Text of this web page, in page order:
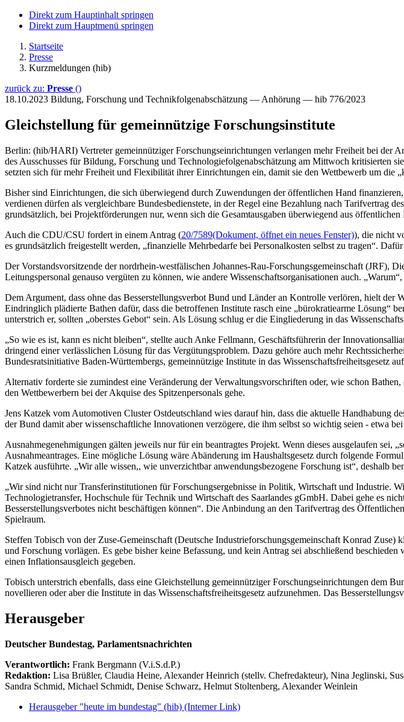
Direkt zum Hauptinhalt springen
Direkt zum Hauptmenü springen
Startseite
Presse
Kurzmeldungen (hib)
zurück zu: Presse ()
18.10.2023 Bildung, Forschung und Technikfolgenabschätzung — Anhörung — hib 776/2023
Gleichstellung für gemeinnützige Forschungsinstitute
Berlin: (hib/HARI) Vertreter gemeinnütziger Forschungseinrichtungen verlangen mehr Freiheit bei
des Ausschusses für Bildung, Forschung und Technologiefolgenabschätzung am Mittwoch kritisierten
setzten sich für mehr Freiheit und Flexibilität ihrer Einrichtungen ein, damit sie den Wettbewerb um die
Bisher sind Einrichtungen, die sich überwiegend durch Zuwendungen der öffentlichen Hand
verdienen dürfen als vergleichbare Bundesbedienstete, in der Regel eine Bezahlung nach
grundsätzlich, bei Projektförderungen nur, wenn sich die Gesamtausgaben überwiegend aus
Auch die CDU/CSU fordert in einem Antrag (20/7589(Dokument, öffnet ein neues Fenster)), die nicht
es grundsätzlich freigestellt werden, „finanzielle Mehrbedarfe bei Personalkosten selbst zu tragen“.
Der Vorstandsvorsitzende der nordrhein-westfälischen Johannes-Rau-Forschungsgemeinschaft (JRF),
Leitungspersonal genauso vergüten zu können, wie andere Wissenschaftsorganisationen auch.
Dem Argument, dass ohne das Besserstellungsverbot Bund und Länder an Kontrolle verlören, hielt der
Eindringlich plädierte Bathen dafür, dass die betroffenen Institute rasch eine „bürokratiearme Lösung“
unterstrich er, sollten „oberstes Gebot“ sein. Als Lösung schlug er die Eingliederung in das
„So wie es ist, kann es nicht bleiben“, stellte auch Anke Fellmann, Geschäftsführerin der
dringend einer verlässlichen Lösung für das Vergütungsproblem. Dazu gehöre auch mehr
Bundesratsinitiative Baden-Württembergs, gemeinnützige Institute in das Wissenschaftsfreiheitsgesetz
Alternativ forderte sie zumindest eine Veränderung der Verwaltungsvorschriften oder, wie schon
den Wettbewerbern bei der Akquise des Spitzenpersonals gehe.
Jens Katzek vom Automotiven Cluster Ostdeutschland wies darauf hin, dass die aktuelle Handhabung
der Bund damit aber wissenschaftliche Innovationen verzögere, die ihm selbst so wichtig seien - etwa
Ausnahmegenehmigungen gälten jeweils nur für ein beantragtes Projekt. Wenn dieses ausgelaufen sei,
Ausnahmeantrages. Eine mögliche Lösung wäre Abänderung im Haushaltsgesetz durch folgende
Katzek ausführte. „Wir alle wissen,, wie unverzichtbar anwendungsbezogene Forschung ist“, deshalb
„Wir sind nicht nur Transferinstitutionen für Forschungsergebnisse in Politik, Wirtschaft und Industrie.
Technologietransfer, Hochschule für Technik und Wirtschaft des Saarlandes gGmbH. Dabei gehe es
Besserstellungsverbotes nicht beschäftigen können“. Die Anbindung an den Tarifvertrag des
Spielraum.
Steffen Tobisch von der Zuse-Gemeinschaft (Deutsche Industrieforschungsgemeinschaft Konrad
und Forschung vorlägen. Es gebe bisher keine Befassung, und kein Antrag sei abschließend
einen Inflationsausgleich gegeben.
Tobisch unterstrich ebenfalls, dass eine Gleichstellung gemeinnütziger Forschungseinrichtungen dem
novellieren oder aber die Institute in das Wissenschaftsfreiheitsgesetz aufzunehmen. Das
Herausgeber
Deutscher Bundestag, Parlamentsnachrichten
Verantwortlich: Frank Bergmann (V.i.S.d.P.)
Redaktion: Lisa Brüßler, Claudia Heine, Alexander Heinrich (stellv. Chefredakteur), Nina Jeglinski,
Sandra Schmid, Michael Schmidt, Denise Schwarz, Helmut Stoltenberg, Alexander Weinlein
Herausgeber "heute im bundestag" (hib) (Interner Link)